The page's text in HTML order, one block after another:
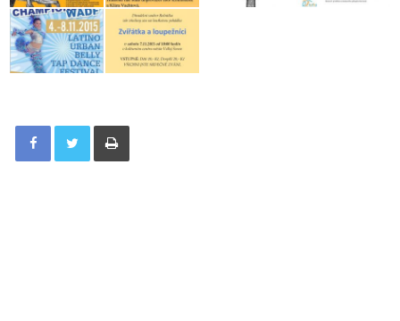
Tisknout